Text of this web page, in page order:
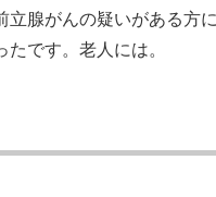
腺がんの疑いがある方
です。老人には。